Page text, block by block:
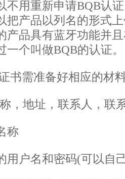
不用重新申请BQB认
把产品以列名的形式
产品具有蓝牙功能并
一个叫做BQB的认证。
书需准备好相应的材
，地址，联系人，联
称
用户名和密码(可以自